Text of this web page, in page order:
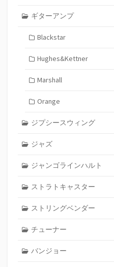
ギターアンプ
Blackstar
Hughes&Kettner
Marshall
Orange
ジプシースウィング
ジャズ
ジャンゴラインハルト
ストラトキャスター
ストリングベンダー
チューナー
バンジョー